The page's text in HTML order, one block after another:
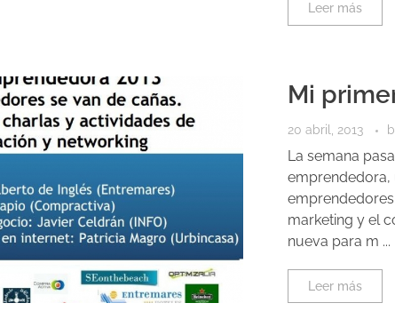
Leer más
Mi
20 abril, 2013
La semana
emprendedora,
marketing y el
nueva para m ...
Leer más